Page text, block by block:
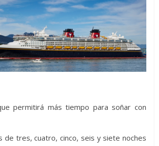
permitirá más tiempo para soñar con
de tres, cuatro, cinco, seis y siete noches